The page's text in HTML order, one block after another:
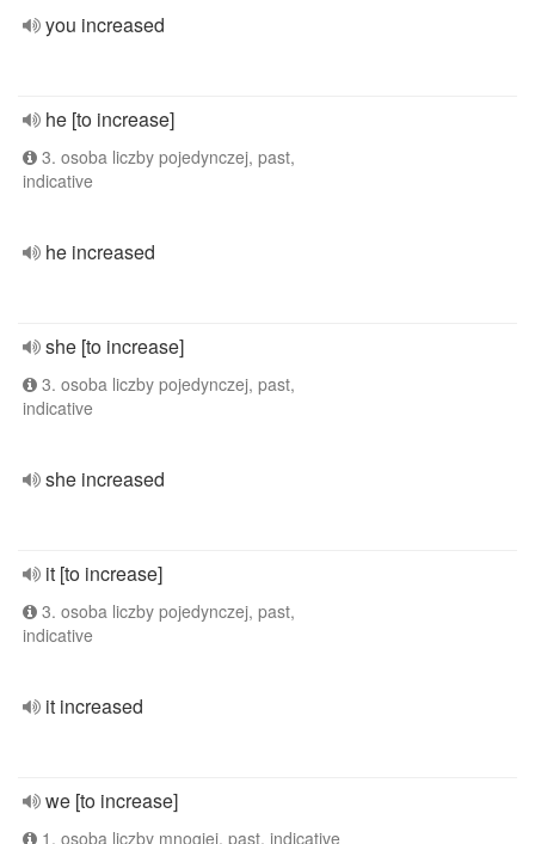
you increased
he [to increase]
3. osoba liczby pojedynczej, past,
indicative
he increased
she [to increase]
3. osoba liczby pojedynczej, past,
indicative
she increased
it [to increase]
3. osoba liczby pojedynczej, past,
indicative
it increased
we [to increase]
1. osoba liczby mnogiej, past, indicative